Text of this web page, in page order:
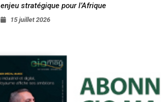
enjeu stratégique pour l’Afrique
15 juillet 2026